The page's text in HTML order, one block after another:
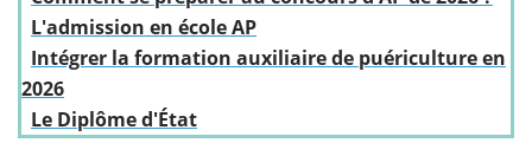
L'admission en école AP
Intégrer la formation auxiliaire de puériculture en
2026
Le Diplôme d'État